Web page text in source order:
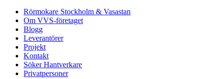
Rörmokare Stockholm & Vasastan
Om VVS-företaget
Blogg
Leverantörer
Projekt
Kontakt
Söker Hantverkare
Privatpersoner